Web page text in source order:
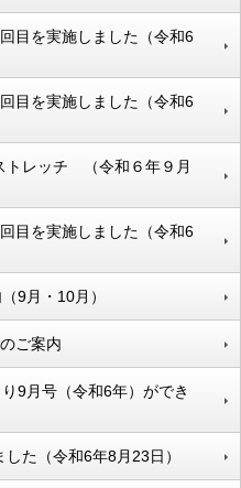
目を実施しました（令和6
目を実施しました（令和6
レッチ （令和６年９月
目を実施しました（令和6
9月・10月）
ご案内
9月号（令和6年）ができ
た（令和6年8月23日）